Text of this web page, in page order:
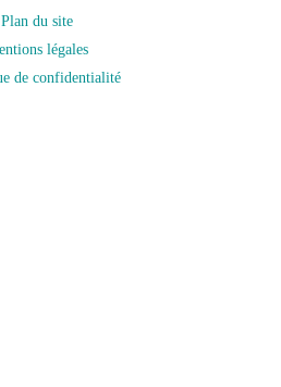
Plan du site
légales
de confidentialité